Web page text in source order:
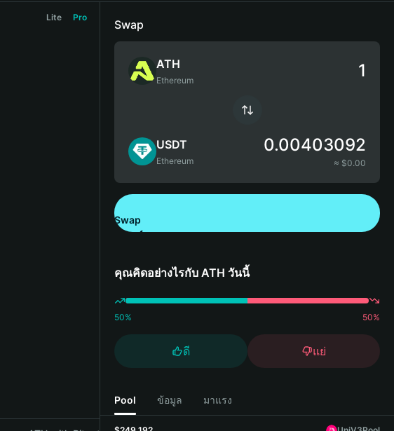
Lite Pro
Swap
ATH
Ethereum
USDT
Ethereum
0.00403092
≈ $0.00
Swap
คุณคิดอย่างไรกับ ATH วันนี้
50% 50%
ดี แย่
Pool ข้อมูล มาแรง